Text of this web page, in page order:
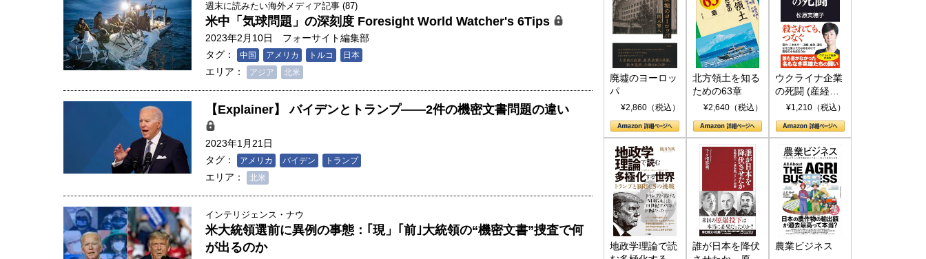
週末に読みたい海外メディア記事 (87)
米中「気球問題」の深刻度 Foresight World Watcher's 6Tips
2023年2月10日
フォーサイト編集部
タグ：
中国 アメリカ トルコ 日本
エリア： アジア 北米
【Explainer】 バイデンとトランプ――2件の機密文書問題の違い
2023年1月21日
タグ：
アメリカ バイデン トランプ
エリア： 北米
インテリジェンス・ナウ
米大統領選前に異例の事態：｢現」｢前｣大統領の“機密文書”捜査で何
が出るのか
廃墟のヨーロッ
パ
¥2,860（税込）
北方領土を知る
ための63章
¥2,640（税込）
ウクライナ企業
の死闘 (産経セ
レクト S 039)
¥1,210（税込）
地政学理論で読
誰が日本を降伏
農業ビジネス